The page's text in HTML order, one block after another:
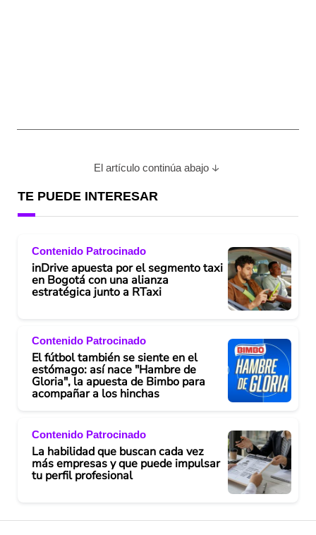
El artículo continúa abajo
TE PUEDE INTERESAR
Contenido Patrocinado
inDrive apuesta por el segmento taxi
en Bogotá con una alianza
estratégica junto a RTaxi
Contenido Patrocinado
El fútbol también se siente en el
estómago: así nace "Hambre de
Gloria", la apuesta de Bimbo para
acompañar a los hinchas
Contenido Patrocinado
La habilidad que buscan cada vez
más empresas y que puede impulsar
tu perfil profesional